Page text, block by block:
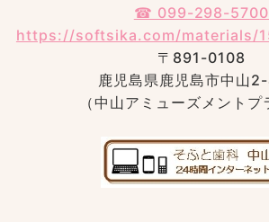
☎︎ 099-298-5700
https://softsika.com/materials/
〒891-0108
鹿児島県鹿児島市中山
（中山アミューズメントプ